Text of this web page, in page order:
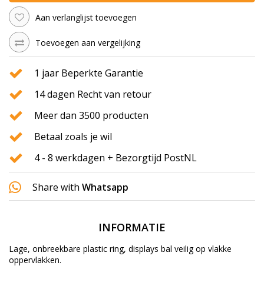
Aan verlanglijst toevoegen
Toevoegen aan vergelijking
1 jaar Beperkte Garantie
14 dagen Recht van retour
Meer dan 3500 producten
Betaal zoals je wil
4 - 8 werkdagen + Bezorgtijd PostNL
Share with Whatsapp
INFORMATIE
Lage, onbreekbare plastic ring, displays bal veilig op vlakke
oppervlakken.